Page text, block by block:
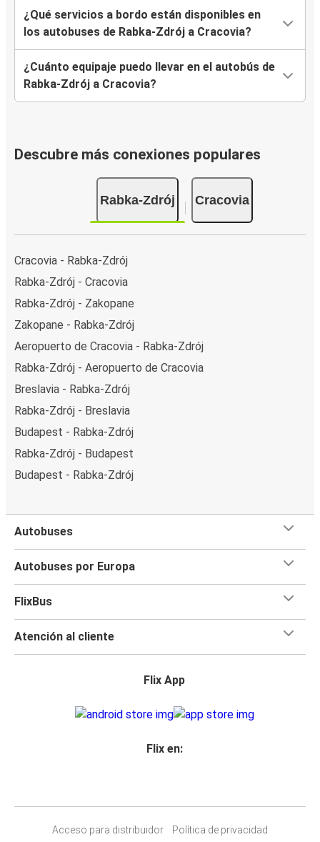
¿Qué servicios a bordo están disponibles en
los autobuses de Rabka-Zdrój a Cracovia?
¿Cuánto equipaje puedo llevar en el autobús de
Rabka-Zdrój a Cracovia?
Descubre más conexiones populares
Rabka-Zdrój Cracovia
Cracovia - Rabka-Zdrój
Rabka-Zdrój - Cracovia
Rabka-Zdrój - Zakopane
Zakopane - Rabka-Zdrój
Aeropuerto de Cracovia - Rabka-Zdrój
Rabka-Zdrój - Aeropuerto de Cracovia
Breslavia - Rabka-Zdrój
Rabka-Zdrój - Breslavia
Budapest - Rabka-Zdrój
Rabka-Zdrój - Budapest
Budapest - Rabka-Zdrój
Autobuses
Autobuses por Europa
FlixBus
Atención al cliente
Flix App
Flix en:
Acceso para distribuidor
Política de privacidad